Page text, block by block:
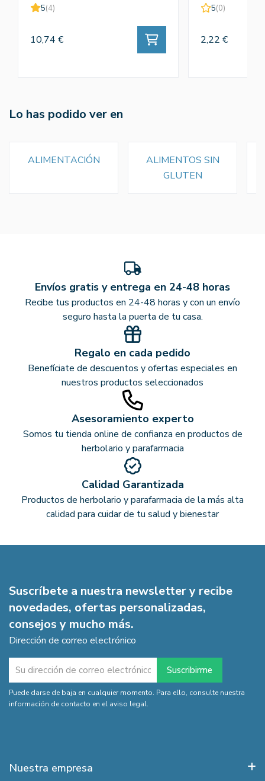
5(4)
10,74 €
5(0)
2,22 €
Lo has podido ver en
ALIMENTACIÓN
ALIMENTOS SIN
GLUTEN
Envíos gratis y entrega en 24-48 horas
Recibe tus productos en 24-48 horas y con un envío
seguro hasta la puerta de tu casa.
Regalo en cada pedido
Benefíciate de descuentos y ofertas especiales en
nuestros productos seleccionados
Asesoramiento experto
Somos tu tienda online de confianza en productos de
herbolario y parafarmacia
Calidad Garantizada
Productos de herbolario y parafarmacia de la más alta
calidad para cuidar de tu salud y bienestar
Suscríbete a nuestra newsletter y recibe
novedades, ofertas personalizadas,
consejos y mucho más.
Dirección de correo electrónico
Puede darse de baja en cualquier momento. Para ello, consulte nuestra
información de contacto en el aviso legal.
Nuestra empresa